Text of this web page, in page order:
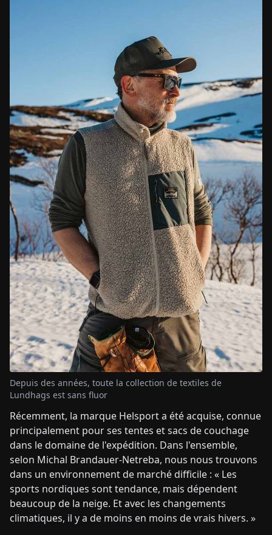
Depuis des années, toute la collection de textiles de
Lundhags est sans fluor
Récemment, la marque Helsport a été acquise, connue
principalement pour ses tentes et sacs de couchage
dans le domaine de l'expédition. Dans l'ensemble,
selon Michal Brandauer-Netreba, nous nous trouvons
dans un environnement de marché difficile : « Les
sports nordiques sont tendance, mais dépendent
beaucoup de la neige. Et avec les changements
climatiques, il y a de moins en moins de vrais hivers. »